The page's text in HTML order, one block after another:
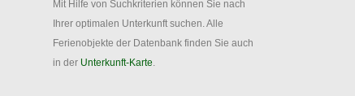
Mit Hilfe von Suchkriterien können Sie nach
Ihrer optimalen Unterkunft suchen. Alle
Ferienobjekte der Datenbank finden Sie auch
in der Unterkunft-Karte.